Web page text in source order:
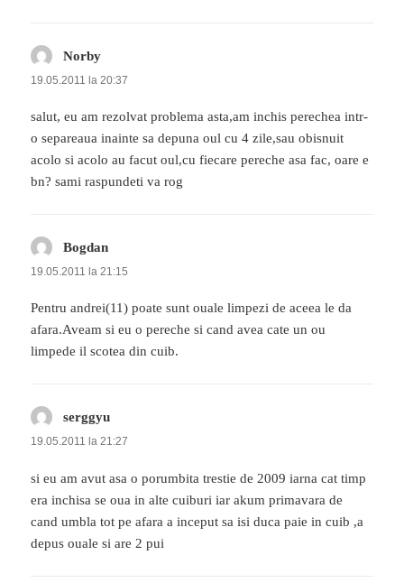
Norby
19.05.2011 la 20:37
salut, eu am rezolvat problema asta,am inchis perechea intr-
o separeaua inainte sa depuna oul cu 4 zile,sau obisnuit
acolo si acolo au facut oul,cu fiecare pereche asa fac, oare e
bn? sami raspundeti va rog
Bogdan
19.05.2011 la 21:15
Pentru andrei(11) poate sunt ouale limpezi de aceea le da
afara.Aveam si eu o pereche si cand avea cate un ou
limpede il scotea din cuib.
serggyu
19.05.2011 la 21:27
si eu am avut asa o porumbita trestie de 2009 iarna cat timp
era inchisa se oua in alte cuiburi iar akum primavara de
cand umbla tot pe afara a inceput sa isi duca paie in cuib ,a
depus ouale si are 2 pui